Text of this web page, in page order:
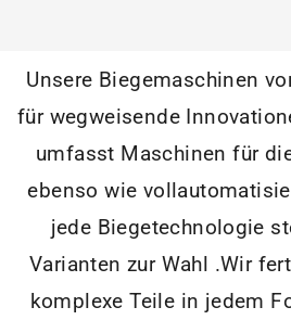
Unsere Biegemaschinen
für wegweisende
umfasst Maschinen für
ebenso wie
jede Biegetechnologie
Varianten zur Wahl .Wir
komplexe Teile in jedem